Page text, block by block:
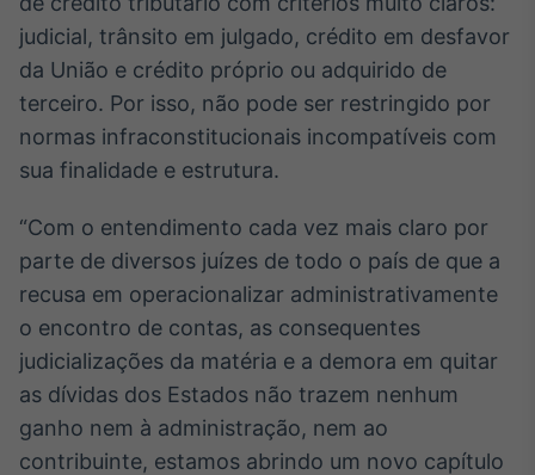
judicial, trânsito em julgado, crédito em desfavor
da União e crédito próprio ou adquirido de
terceiro. Por isso, não pode ser restringido por
normas infraconstitucionais incompatíveis com
sua finalidade e estrutura.
“Com o entendimento cada vez mais claro por
parte de diversos juízes de todo o país de que a
recusa em operacionalizar administrativamente
o encontro de contas, as consequentes
judicializações da matéria e a demora em quitar
as dívidas dos Estados não trazem nenhum
ganho nem à administração, nem ao
contribuinte, estamos abrindo um novo capítulo